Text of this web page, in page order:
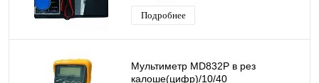
Подробнее
Мультиметр МD832P в рез
калоше(цифр)/10/40